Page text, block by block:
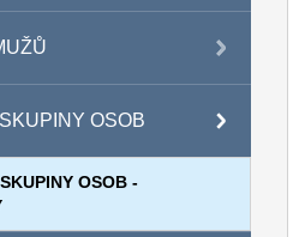
OSOB
OSOB -